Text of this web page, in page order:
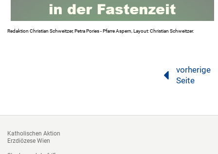
Redaktion Christian Schweitzer, Petra Pories - Pfarre Aspern, Layout: Christian Schweitzer.
vorherige
Seite
Katholischen Aktion
Erzdiözese Wien